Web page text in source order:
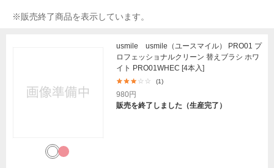
※販売終了商品を表示しています。
usmile usmile（ユースマイル） PRO01 プ
ロフェッショナルクリーン 替えブラシ ホワ
イト PRO01WHEC [4本入]
(1)
980円
販売を終了しました（生産完了）